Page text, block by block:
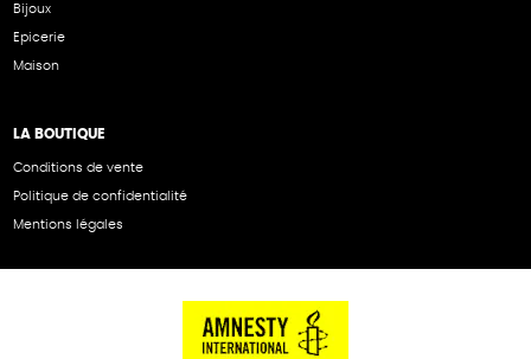
Bijoux
Epicerie
Maison
LA BOUTIQUE
Conditions de vente
Politique de confidentialité
Mentions légales